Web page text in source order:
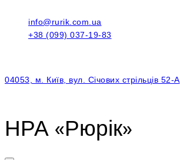
info@rurik.com.ua
+38 (099) 037-19-83
04053, м. Київ, вул. Січових стрільців 52-А
НРА «Рюрік»